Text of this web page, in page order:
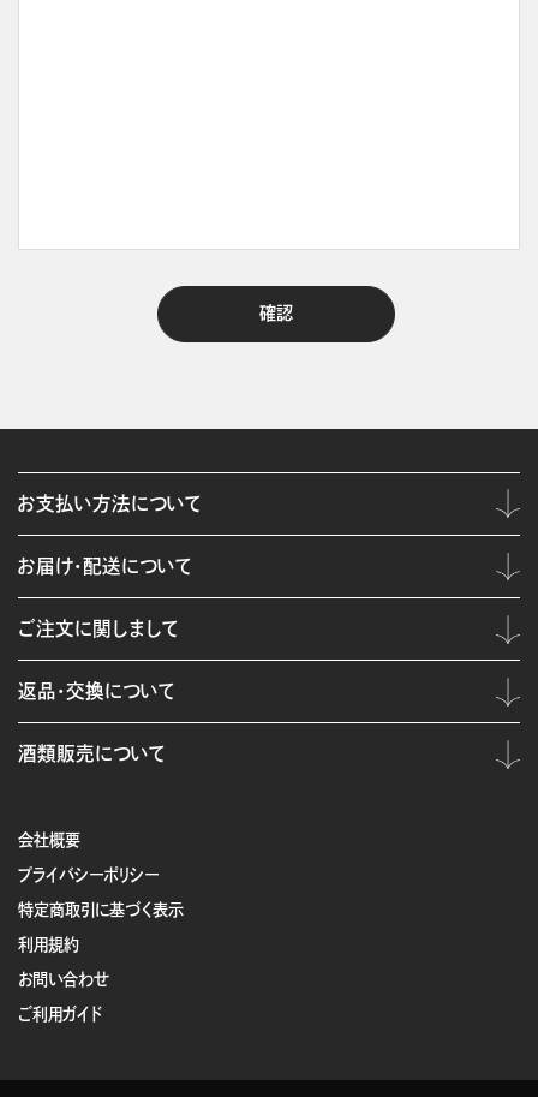
会社概要
プライバシーポリシー
特定商取引に基づく表示
利用規約
お問い合わせ
ご利用ガイド
お支払い方法について
お届け・配送について
ご注文に関しまして
返品・交換について
酒類販売について